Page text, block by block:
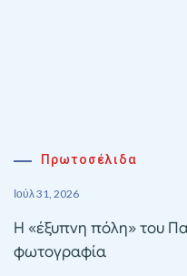
Πρωτοσέλιδα
Ιούλ 31, 2026
Η «έξυπνη πόλη» του
φωτογραφία